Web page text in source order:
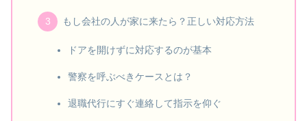
もし会社の人が家に来たら？正しい対応方法
ドアを開けずに対応するのが基本
警察を呼ぶべきケースとは？
退職代行にすぐ連絡して指示を仰ぐ